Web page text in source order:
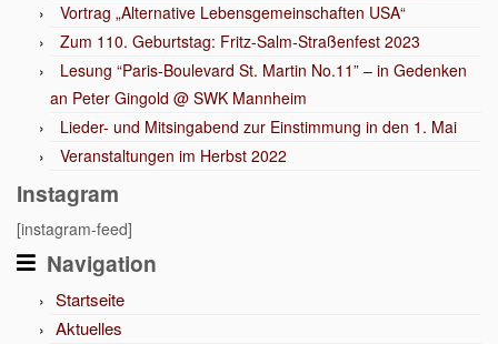
Vortrag „Alternative Lebensgemeinschaften USA“
Zum 110. Geburtstag: Fritz-Salm-Straßenfest 2023
Lesung “Paris-Boulevard St. Martin No.11” – in Gedenken
an Peter Gingold @ SWK Mannheim
Lieder- und Mitsingabend zur Einstimmung in den 1. Mai
Veranstaltungen im Herbst 2022
Instagram
[instagram-feed]
Navigation
Startseite
Aktuelles